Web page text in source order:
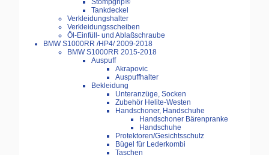
Stompgrip®
Tankdeckel
Verkleidungshalter
Verkleidungsscheiben
Öl-Einfüll- und Ablaßschraube
BMW S1000RR /HP4/ 2009-2018
BMW S1000RR 2015-2018
Auspuff
Akrapovic
Auspuffhalter
Bekleidung
Unteranzüge, Socken
Zubehör Helite-Westen
Handschoner, Handschuhe
Handschoner Bärenpranke
Handschuhe
Protektoren/Gesichtsschutz
Bügel für Lederkombi
Taschen